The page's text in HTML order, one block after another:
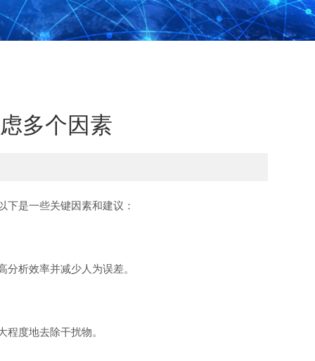
多个因素
是一些关键因素和建议：
析效率并减少人为误差。
度地去除干扰物。